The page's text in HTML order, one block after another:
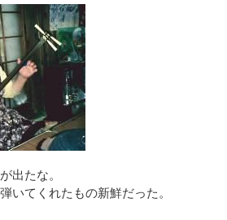
出たな。
いてくれたもの新鮮だった。